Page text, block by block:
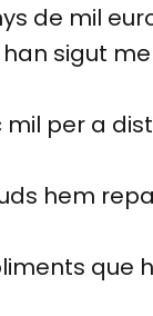
de mil
sigut
per a
hem
que